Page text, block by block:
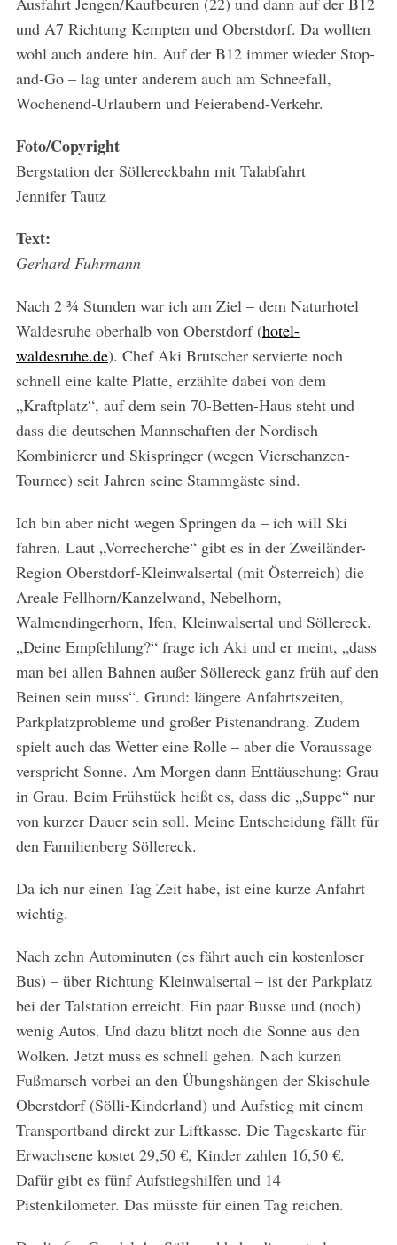
und A7 Richtung Kempten und Oberstdorf. Da wollten
wohl auch andere hin. Auf der B12 immer wieder Stop-
and-Go – lag unter anderem auch am Schneefall,
Wochenend-Urlaubern und Feierabend-Verkehr.
Foto/Copyright
Bergstation der Söllereckbahn mit Talabfahrt
Jennifer Tautz
Text:
Gerhard Fuhrmann
Nach 2 ¾ Stunden war ich am Ziel – dem Naturhotel
Waldesruhe oberhalb von Oberstdorf (hotel-
waldesruhe.de). Chef Aki Brutscher servierte noch
schnell eine kalte Platte, erzählte dabei von dem
„Kraftplatz“, auf dem sein 70-Betten-Haus steht und
dass die deutschen Mannschaften der Nordisch
Kombinierer und Skispringer (wegen Vierschanzen-
Tournee) seit Jahren seine Stammgäste sind.
Ich bin aber nicht wegen Springen da – ich will Ski
fahren. Laut „Vorrecherche“ gibt es in der Zweiländer-
Region Oberstdorf-Kleinwalsertal (mit Österreich) die
Areale Fellhorn/Kanzelwand, Nebelhorn,
Walmendingerhorn, Ifen, Kleinwalsertal und Söllereck.
„Deine Empfehlung?“ frage ich Aki und er meint, „dass
man bei allen Bahnen außer Söllereck ganz früh auf den
Beinen sein muss“. Grund: längere Anfahrtszeiten,
Parkplatzprobleme und großer Pistenandrang. Zudem
spielt auch das Wetter eine Rolle – aber die Voraussage
verspricht Sonne. Am Morgen dann Enttäuschung: Grau
in Grau. Beim Frühstück heißt es, dass die „Suppe“ nur
von kurzer Dauer sein soll. Meine Entscheidung fällt für
den Familienberg Söllereck.
Da ich nur einen Tag Zeit habe, ist eine kurze Anfahrt
wichtig.
Nach zehn Autominuten (es fährt auch ein kostenloser
Bus) – über Richtung Kleinwalsertal – ist der Parkplatz
bei der Talstation erreicht. Ein paar Busse und (noch)
wenig Autos. Und dazu blitzt noch die Sonne aus den
Wolken. Jetzt muss es schnell gehen. Nach kurzen
Fußmarsch vorbei an den Übungshängen der Skischule
Oberstdorf (Sölli-Kinderland) und Aufstieg mit einem
Transportband direkt zur Liftkasse. Die Tageskarte für
Erwachsene kostet 29,50 €, Kinder zahlen 16,50 €.
Dafür gibt es fünf Aufstiegshilfen und 14
Pistenkilometer. Das müsste für einen Tag reichen.